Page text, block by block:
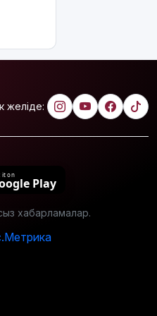
желіде:
it on
Play
хабарламалар.